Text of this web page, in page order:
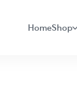
HomeShop